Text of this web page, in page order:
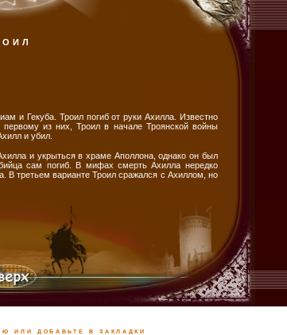
и Гекуба. Троил погиб от руки Ахилла. Известно
из них, Троил в начале Троянской войны
и убил.
и укрыться в храме Аполлона, однако он был
сам погиб. В мифах смерть Ахилла нередко
В третьем варианте Троил сражался с Ахиллом, но
или добавьте в закладки